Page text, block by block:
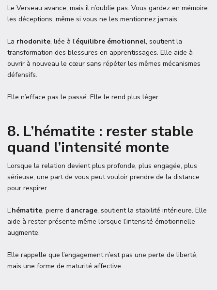
Le Verseau avance, mais il n’oublie pas. Vous gardez en mémoire
les déceptions, même si vous ne les mentionnez jamais.
La rhodonite, liée à l’équilibre émotionnel, soutient la
transformation des blessures en apprentissages. Elle aide à
ouvrir à nouveau le cœur sans répéter les mêmes mécanismes
défensifs.
Elle n’efface pas le passé. Elle le rend plus léger.
8. L’hématite : rester stable
quand l’intensité monte
Lorsque la relation devient plus profonde, plus engagée, plus
sérieuse, une part de vous peut vouloir prendre de la distance
pour respirer.
L’hématite, pierre d’ancrage, soutient la stabilité intérieure. Elle
aide à rester présente même lorsque l’intensité émotionnelle
augmente.
Elle rappelle que l’engagement n’est pas une perte de liberté,
mais une forme de maturité affective.